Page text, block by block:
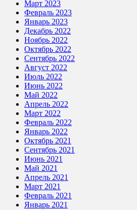
Март 2023
Февраль 2023
Январь 2023
Декабрь 2022
Ноябрь 2022
Октябрь 2022
Сентябрь 2022
Август 2022
Июль 2022
Июнь 2022
Май 2022
Апрель 2022
Март 2022
Февраль 2022
Январь 2022
Октябрь 2021
Сентябрь 2021
Июнь 2021
Май 2021
Апрель 2021
Март 2021
Февраль 2021
Январь 2021